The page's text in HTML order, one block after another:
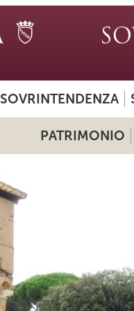
SOVRINTENDENZA
PATRIMONIO